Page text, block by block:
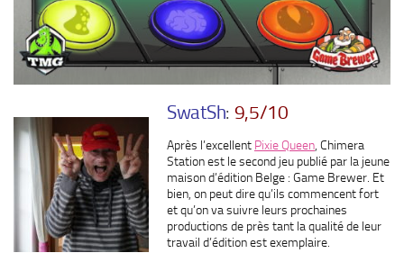
SwatSh: 9,5/10
Après l’excellent Pixie Queen, Chimera
Station est le second jeu publié par la jeune
maison d’édition Belge : Game Brewer. Et
bien, on peut dire qu’ils commencent fort
et qu’on va suivre leurs prochaines
productions de près tant la qualité de leur
travail d’édition est exemplaire.